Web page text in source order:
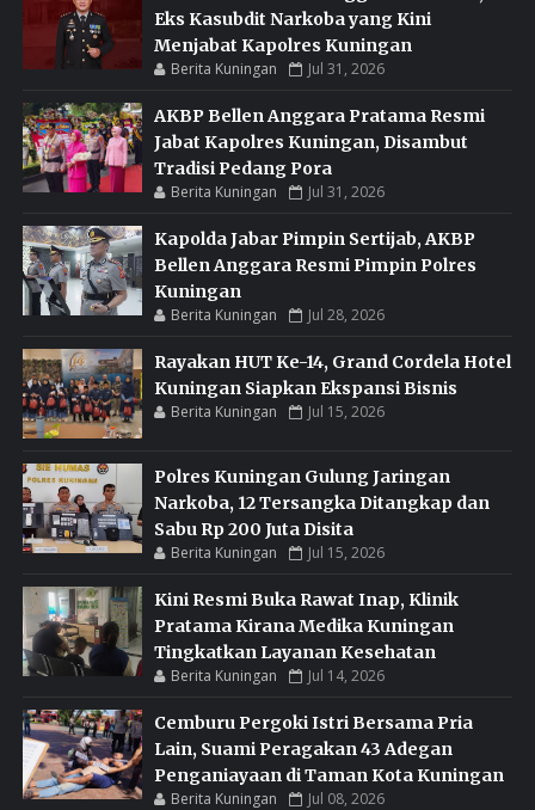
Eks Kasubdit Narkoba yang Kini
Menjabat Kapolres Kuningan
Berita Kuningan Jul 31, 2026
AKBP Bellen Anggara Pratama Resmi
Jabat Kapolres Kuningan, Disambut
Tradisi Pedang Pora
Berita Kuningan Jul 31, 2026
Kapolda Jabar Pimpin Sertijab, AKBP
Bellen Anggara Resmi Pimpin Polres
Kuningan
Berita Kuningan Jul 28, 2026
Rayakan HUT Ke-14, Grand Cordela Hotel
Kuningan Siapkan Ekspansi Bisnis
Berita Kuningan Jul 15, 2026
Polres Kuningan Gulung Jaringan
Narkoba, 12 Tersangka Ditangkap dan
Sabu Rp 200 Juta Disita
Berita Kuningan Jul 15, 2026
Kini Resmi Buka Rawat Inap, Klinik
Pratama Kirana Medika Kuningan
Tingkatkan Layanan Kesehatan
Berita Kuningan Jul 14, 2026
Cemburu Pergoki Istri Bersama Pria
Lain, Suami Peragakan 43 Adegan
Penganiayaan di Taman Kota Kuningan
Berita Kuningan Jul 08, 2026